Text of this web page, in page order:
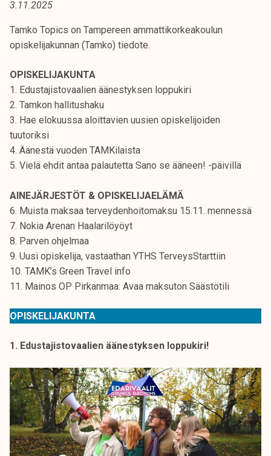
t
i
r
k
e
a
k
o
u
u
n
o
p
i
s
k
l
i
j
k
u
n
t
a
3.11.2025
Tamko Topics on Tampereen ammattikorkeakoulun
opiskelijakunnan (Tamko) tiedote.
OPISKELIJAKUNTA
1. Edustajistovaalien äänestyksen loppukiri
2. Tamkon hallitushaku
3. Hae elokuussa aloittavien uusien opiskelijoiden
tuutoriksi
4. Äänestä vuoden TAMKilaista
5. Vielä ehdit antaa palautetta Sano se ääneen! -päivillä
AINEJÄRJESTÖT & OPISKELIJAELÄMÄ
6. Muista maksaa terveydenhoitomaksu 15.11. mennessä
7. Nokia Arenan Haalarilöyöyt
8. Parven ohjelmaa
9. Uusi opiskelija, vastaathan YTHS TerveysStarttiin
10. TAMK’s Green Travel info
11. Mainos OP Pirkanmaa: Avaa maksuton Säästötili
OPISKELIJAKUNTA
1. Edustajistovaalien äänestyksen loppukiri!